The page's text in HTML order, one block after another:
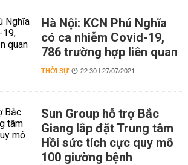
Hà Nội: KCN Phú Nghĩa
có ca nhiễm Covid-19,
786 trường hợp liên quan
THỜI SỰ 22:30 | 27/07/2021
Sun Group hỗ trợ Bắc
Giang lắp đặt Trung tâm
Hồi sức tích cực quy mô
100 giường bệnh